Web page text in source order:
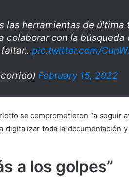
las herramientas de última
colaborar con la búsqueda
pic.twitter.com/
February 15, 2022
se comprometieron “a seguir
digitalizar toda la documentación
a los golpes”